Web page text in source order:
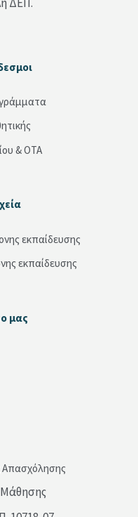
& ΟΤΑ
εκπαίδευσης
εκπαίδευσης
μας
Απασχόλησης
Μάθησης